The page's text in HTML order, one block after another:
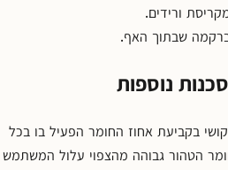
ורידים.
שבתוך האף.
נוספות
בקביעת אחוז החומר הפעיל בו בכל
הטהור גבוהה מהצפוי עלול המשתמש